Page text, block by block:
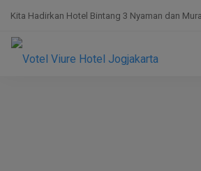
Kita Hadirkan Hotel Bintang 3 Nyaman dan